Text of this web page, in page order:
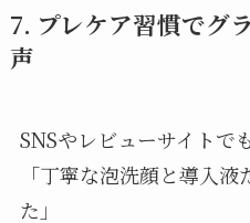
7. プレケア習慣でグ
声
SNSやレビューサイトでも
「丁寧な泡洗顔と導入
た」